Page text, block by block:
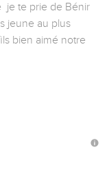
je te prie de Bénir
jeune au plus
bien aimé notre